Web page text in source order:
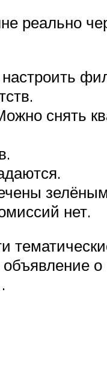
реально
снять
нет.